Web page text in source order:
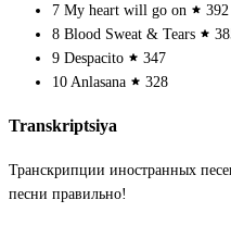
7 My heart will go on
392
8 Blood Sweat & Tears
9 Despacito
347
10 Anlasana 328
Transkriptsiya
Транскрипции иностранных
песни правильно!